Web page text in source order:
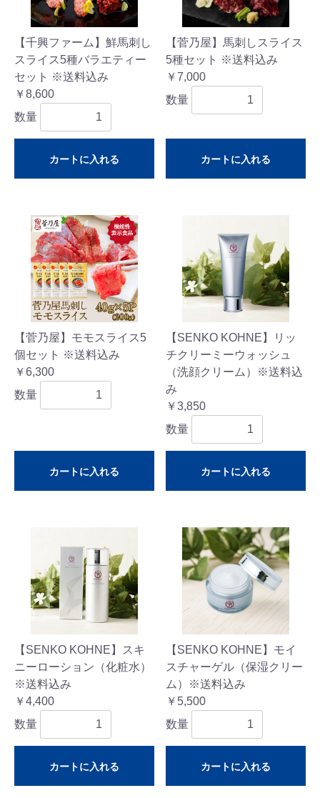
【千興ファーム】鮮馬刺し
スライス5種バラエティー
セット ※送料込み
￥8,600
数量
カートに入れる
【菅乃屋】馬刺しスライス
5種セット ※送料込み
￥7,000
数量
カートに入れる
【菅乃屋】モモスライス5
個セット ※送料込み
￥6,300
数量
カートに入れる
【SENKO KOHNE】リッ
チクリーミーウォッシュ
（洗顔クリーム）※送料込
み
￥3,850
数量
カートに入れる
【SENKO KOHNE】スキ
ニーローション（化粧水）
※送料込み
￥4,400
数量
カートに入れる
【SENKO KOHNE】モイ
スチャーゲル（保湿クリー
ム）※送料込み
￥5,500
数量
カートに入れる